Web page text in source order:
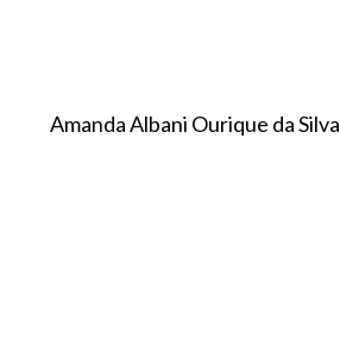
Amanda Albani Ourique da Silva